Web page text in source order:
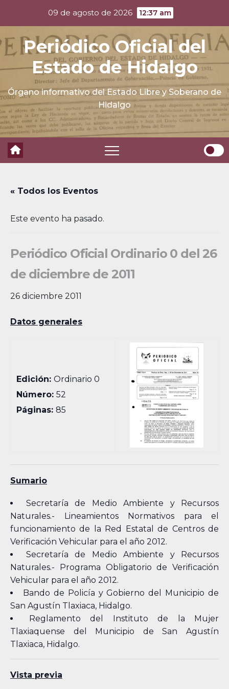
content
09 de agosto de 2026 12:37 am
Periódico Oficial del
Estado de Hidalgo
Órgano informativo del Estado Libre y Soberano de
Hidalgo
« Todos los Eventos
Este evento ha pasado.
Periódico Oficial Ordinario 0 del 26
de diciembre de 2011
26 diciembre 2011
Datos generales
Edición:Ordinario 0
Número:52
Páginas:85
Sumario
Secretaría de Medio Ambiente y Recursos
Naturales.- Lineamientos Normativos para el
funcionamiento de la Red Estatal de Centros de
Verificación Vehicular para el año 2012.
Secretaría de Medio Ambiente y Recursos
Naturales.- Programa Obligatorio de Verificación
Vehicular para el año 2012.
Bando de Policía y Gobierno del Municipio de
San Agustín Tlaxiaca, Hidalgo.
Reglamento del Instituto de la Mujer
Tlaxiaquense del Municipio de San Agustín
Tlaxiaca, Hidalgo.
Vista previa